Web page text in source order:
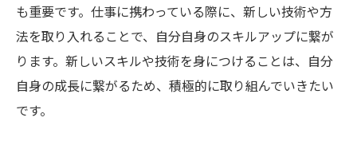
も重要です。仕事に携わっている際に、新しい技術や方
法を取り入れることで、自分自身のスキルアップに繋が
ります。新しいスキルや技術を身につけることは、自分
自身の成長に繋がるため、積極的に取り組んでいきたい
です。